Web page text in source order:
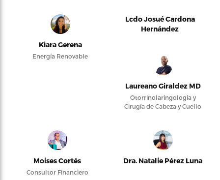
Kiara Gerena
Energía Renovable
Lcdo Josué Cardona
Hernández
Laureano Giraldez MD
Otorrinolaringología y
Cirugía de Cabeza y Cuello
Moises Cortés
Consultor Financiero
Dra. Natalie Pérez Luna